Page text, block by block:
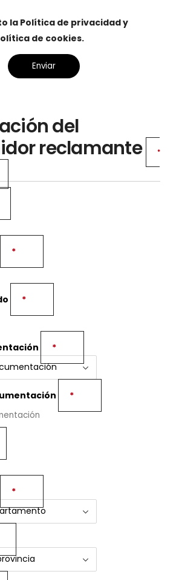
la Política de privacidad y
de cookies.
del
reclamante
*
*
*
*
*
*